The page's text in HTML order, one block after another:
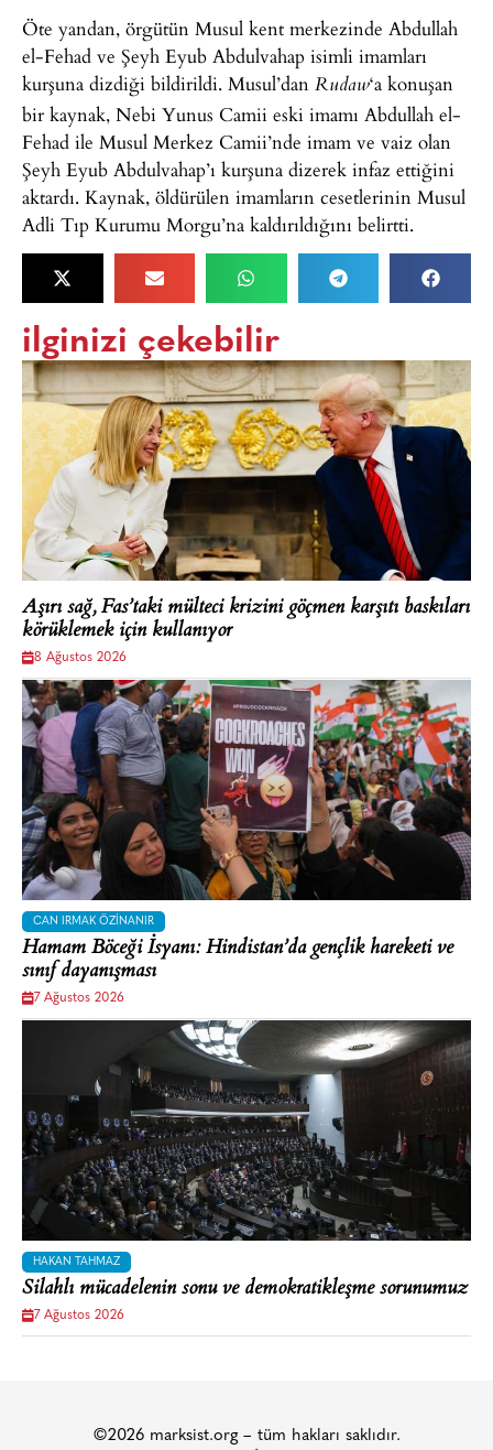
Öte yandan, örgütün Musul kent merkezinde Abdullah
el-Fehad ve Şeyh Eyub Abdulvahap isimli imamları
kurşuna dizdiği bildirildi. Musul’dan Rudaw‘a konuşan
bir kaynak, Nebi Yunus Camii eski imamı Abdullah el-
Fehad ile Musul Merkez Camii’nde imam ve vaiz olan
Şeyh Eyub Abdulvahap’ı kurşuna dizerek infaz ettiğini
aktardı. Kaynak, öldürülen imamların cesetlerinin Musul
Adli Tıp Kurumu Morgu’na kaldırıldığını belirtti.
ilginizi çekebilir
Aşırı sağ, Fas’taki mülteci krizini göçmen karşıtı baskıları
körüklemek için kullanıyor
8 Ağustos 2026
CAN IRMAK ÖZINANIR
Hamam Böceği İsyanı: Hindistan’da gençlik hareketi ve
sınıf dayanışması
7 Ağustos 2026
HAKAN TAHMAZ
Silahlı mücadelenin sonu ve demokratikleşme sorunumuz
7 Ağustos 2026
©2026 marksist.org – tüm hakları saklıdır.